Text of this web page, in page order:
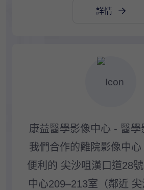
詳情
康益醫學影像中心 - 醫學
我們合作的離院影像中心
便利的 尖沙咀漢口道28
中心209–213室（鄰近